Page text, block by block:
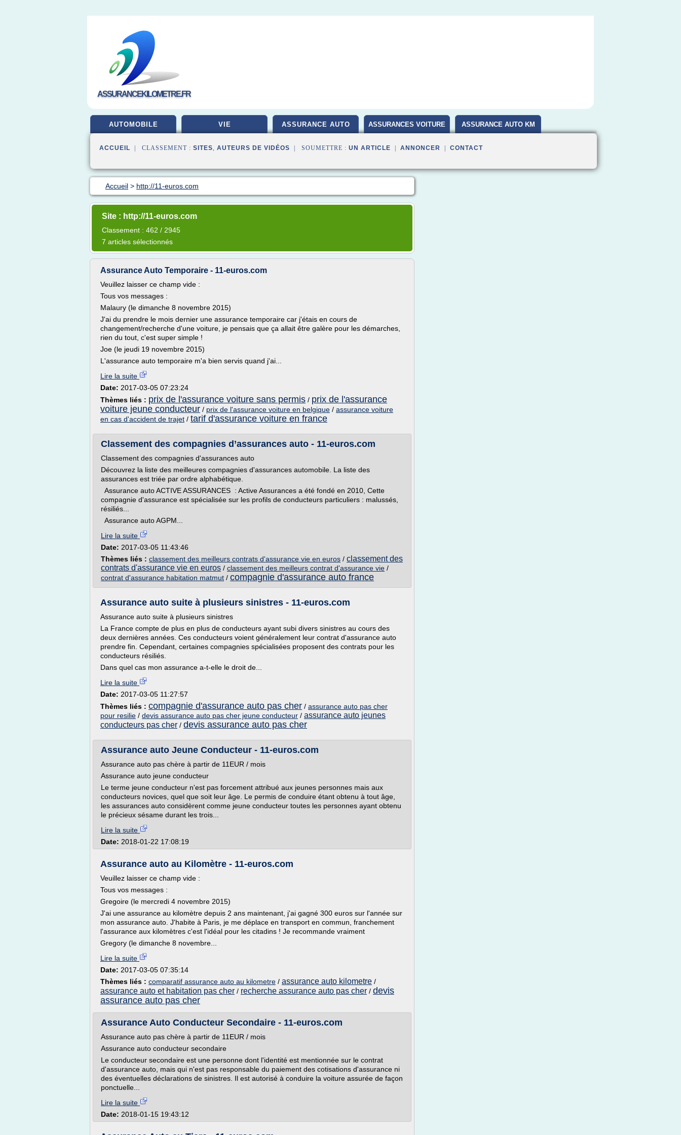
ASSURANCEKILOMETRE.FR
AUTOMOBILE VIE ASSURANCE AUTO ASSURANCES VOITURE ASSURANCE AUTO KM
ACCUEIL | CLASSEMENT : SITES, AUTEURS DE VIDÉOS | SOUMETTRE : UN ARTICLE ANNONCER CONTACT
Accueil > http://11-euros.com
Site : http://11-euros.com
Classement : 462 / 2945
7 articles sélectionnés
Assurance Auto Temporaire - 11-euros.com
Veuillez laisser ce champ vide :
Tous vos messages :
Malaury (le dimanche 8 novembre 2015)
J'ai du prendre le mois dernier une assurance temporaire car j'étais en cours de
changement/recherche d'une voiture, je pensais que ça allait être galère pour les démarches,
rien du tout, c'est super simple !
Joe (le jeudi 19 novembre 2015)
L'assurance auto temporaire m'a bien servis quand j'ai...
Lire la suite
Date: 2017-03-05 07:23:24
Thèmes liés : prix de l'assurance voiture sans permis / prix de l'assurance
voiture jeune conducteur / prix de l'assurance voiture en belgique / assurance voiture
en cas d'accident de trajet / tarif d'assurance voiture en france
Classement des compagnies d’assurances auto - 11-euros.com
Classement des compagnies d'assurances auto
Découvrez la liste des meilleures compagnies d'assurances automobile. La liste des
assurances est triée par ordre alphabétique.
Assurance auto ACTIVE ASSURANCES : Active Assurances a été fondé en 2010, Cette
compagnie d'assurance est spécialisée sur les profils de conducteurs particuliers : malussés,
résiliés...
Assurance auto AGPM...
Lire la suite
Date: 2017-03-05 11:43:46
Thèmes liés : classement des meilleurs contrats d'assurance vie en euros / classement des
contrats d'assurance vie en euros / classement des meilleurs contrat d'assurance vie /
contrat d'assurance habitation matmut / compagnie d'assurance auto france
Assurance auto suite à plusieurs sinistres - 11-euros.com
Assurance auto suite à plusieurs sinistres
La France compte de plus en plus de conducteurs ayant subi divers sinistres au cours des
deux dernières années. Ces conducteurs voient généralement leur contrat d'assurance auto
prendre fin. Cependant, certaines compagnies spécialisées proposent des contrats pour les
conducteurs résiliés.
Dans quel cas mon assurance a-t-elle le droit de...
Lire la suite
Date: 2017-03-05 11:27:57
Thèmes liés : compagnie d'assurance auto pas cher / assurance auto pas cher
pour resilie / devis assurance auto pas cher jeune conducteur / assurance auto jeunes
conducteurs pas cher / devis assurance auto pas cher
Assurance auto Jeune Conducteur - 11-euros.com
Assurance auto pas chère à partir de 11EUR / mois
Assurance auto jeune conducteur
Le terme jeune conducteur n'est pas forcement attribué aux jeunes personnes mais aux
conducteurs novices, quel que soit leur âge. Le permis de conduire étant obtenu à tout âge,
les assurances auto considèrent comme jeune conducteur toutes les personnes ayant obtenu
le précieux sésame durant les trois...
Lire la suite
Date: 2018-01-22 17:08:19
Assurance auto au Kilomètre - 11-euros.com
Veuillez laisser ce champ vide :
Tous vos messages :
Gregoire (le mercredi 4 novembre 2015)
J'ai une assurance au kilomètre depuis 2 ans maintenant, j'ai gagné 300 euros sur l'année sur
mon assurance auto. J'habite à Paris, je me déplace en transport en commun, franchement
l'assurance aux kilomètres c'est l'idéal pour les citadins ! Je recommande vraiment
Gregory (le dimanche 8 novembre...
Lire la suite
Date: 2017-03-05 07:35:14
Thèmes liés : comparatif assurance auto au kilometre / assurance auto kilometre /
assurance auto et habitation pas cher / recherche assurance auto pas cher / devis
assurance auto pas cher
Assurance Auto Conducteur Secondaire - 11-euros.com
Assurance auto pas chère à partir de 11EUR / mois
Assurance auto conducteur secondaire
Le conducteur secondaire est une personne dont l'identité est mentionnée sur le contrat
d'assurance auto, mais qui n'est pas responsable du paiement des cotisations d'assurance ni
des éventuelles déclarations de sinistres. Il est autorisé à conduire la voiture assurée de façon
ponctuelle...
Lire la suite
Date: 2018-01-15 19:43:12